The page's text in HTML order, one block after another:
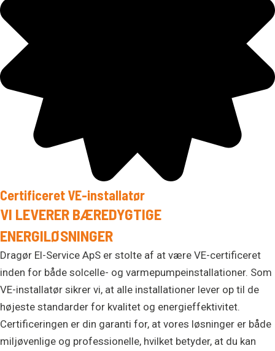
Certificeret VE-installatør
VI LEVERER BÆREDYGTIGE
ENERGILØSNINGER
Dragør El-Service ApS er stolte af at være VE-certificeret
inden for både solcelle- og varmepumpeinstallationer. Som
VE-installatør sikrer vi, at alle installationer lever op til de
højeste standarder for kvalitet og energieffektivitet.
Certificeringen er din garanti for, at vores løsninger er både
miljøvenlige og professionelle, hvilket betyder, at du kan